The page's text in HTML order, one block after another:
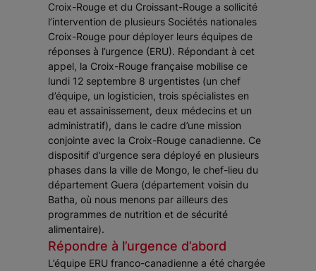
Croix-Rouge et du Croissant-Rouge a sollicité
l’intervention de plusieurs Sociétés nationales
Croix-Rouge pour déployer leurs équipes de
réponses à l’urgence (ERU). Répondant à cet
appel, la Croix-Rouge française mobilise ce
lundi 12 septembre 8 urgentistes (un chef
d’équipe, un logisticien, trois spécialistes en
eau et assainissement, deux médecins et un
administratif), dans le cadre d’une mission
conjointe avec la Croix-Rouge canadienne. Ce
dispositif d’urgence sera déployé en plusieurs
phases dans la ville de Mongo, le chef-lieu du
département Guera (département voisin du
Batha, où nous menons par ailleurs des
programmes de nutrition et de sécurité
alimentaire).
Répondre à l’urgence d’abord
L’équipe ERU franco-canadienne a été chargée